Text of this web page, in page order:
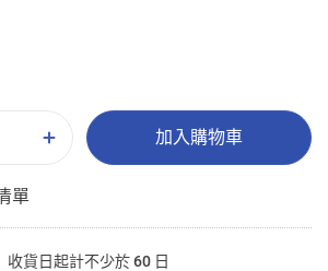
加入購物車
單
收貨日起計不少於 60 日